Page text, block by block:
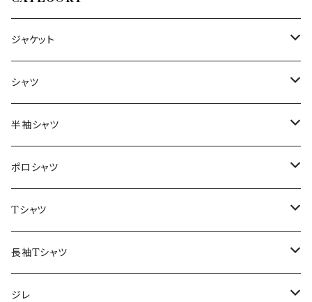
ジャケット
～44/S
46/M
48/L
50/XL～
シャツ
～44/S
46/M
48/L
50/XL～
半袖シャツ
～44/S
46/M
48/L
50/XL～
ポロシャツ
～44/S
46/M
48/L
Tシャツ
～44/S
46/M
長袖Tシャツ
～44/S
ジレ